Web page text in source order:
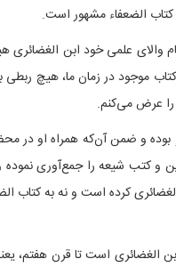
الضعفاء مشهور است.
علمی خود ابن الغضائری
موجود در زمان ما، هیچ
را عرض می‌کنم.
و ضمن آن‌که همراه او در
کتب شیعه را جمع‌آوری نموده
کرده است و نه به کتاب
الغضائری است تا قرن هفتم،